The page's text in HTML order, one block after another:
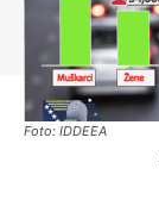
Foto: IDDEEA